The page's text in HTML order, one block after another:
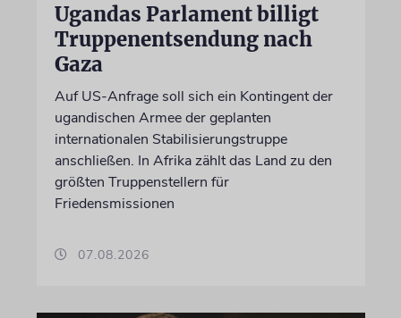
Ugandas Parlament billigt
Truppenentsendung nach
Gaza
Auf US-Anfrage soll sich ein Kontingent der
ugandischen Armee der geplanten
internationalen Stabilisierungstruppe
anschließen. In Afrika zählt das Land zu den
größten Truppenstellern für
Friedensmissionen
07.08.2026